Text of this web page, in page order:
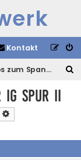
Kontakt
Infos zum Spannwerk und zur IG Spur II
Spur II